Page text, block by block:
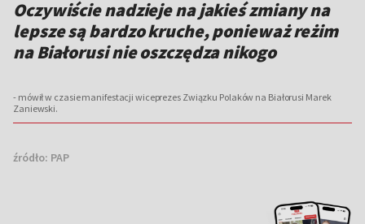
Oczywiście nadzieje na jakieś zmiany na
lepsze są bardzo kruche, ponieważ reżim
na Białorusi nie oszczędza nikogo
- mówił w czasie manifestacji wiceprezes Związku Polaków na Białorusi Marek
Zaniewski.
źródło: PAP